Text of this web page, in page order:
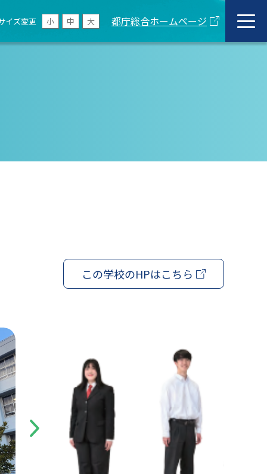
イズ変更 小 中 大 都庁総合ホームページ
この学校のHPはこちら
Next